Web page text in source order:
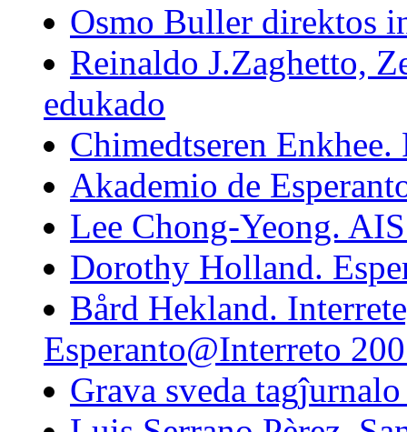
Osmo Buller direktos
Reinaldo J.Zaghetto,
edukado
Chimedtseren
Akademio de
Lee Chong-Yeong.
Dorothy Holland.
Bård Hekland.
Esperanto@Interreto
Grava sveda